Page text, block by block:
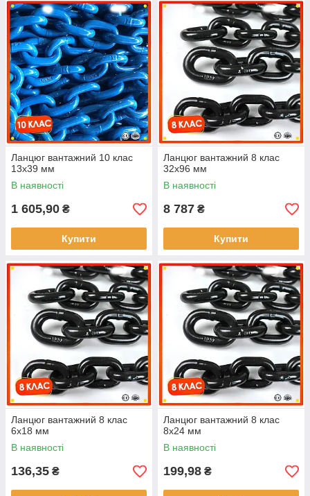
Ланцюг вантажний 10 клас
13х39 мм
В наявності
1 605,90 ₴
Купити
Ланцюг вантажний 8 клас
32x96 мм
В наявності
8 787 ₴
Купити
Ланцюг вантажний 8 клас
6x18 мм
В наявності
136,35 ₴
Ланцюг вантажний 8 клас
8x24 мм
В наявності
199,98 ₴